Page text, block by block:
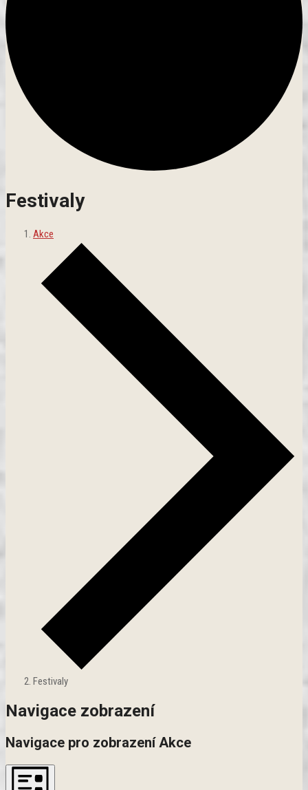
Festivaly
Akce
Festivaly
Akce
Navigace zobrazení
Navigace pro zobrazení Akce